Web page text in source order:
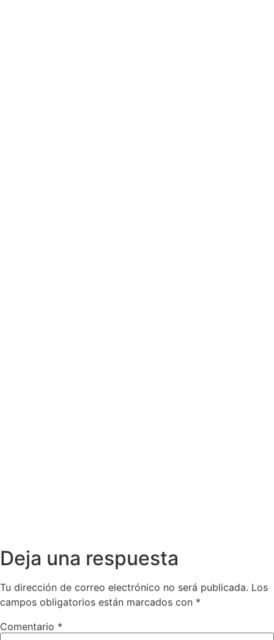
Deja una respuesta
Tu dirección de correo electrónico no será publicada. Los
campos obligatorios están marcados con *
Comentario *